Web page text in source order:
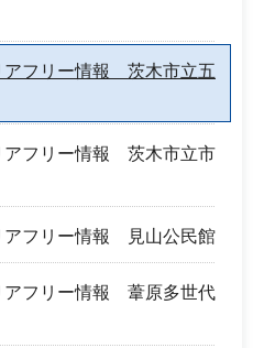
アフリー情報 茨木市立五
アフリー情報 茨木市立市
アフリー情報 見山公民館
アフリー情報 葦原多世代